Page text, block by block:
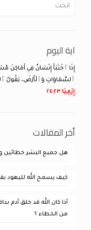
اية اليوم
إِذَا ٱخْتَبَأَ إِنْسَانٌ فِي أَمَاكِنَ
ٱلسَّمَاوَاتِ وَٱلْأَرْضَ، يَقُولُ
إِرْمِيَا ٢٣:‏٢٤
أخر المقالات
هل جميع البشر خطائين
كيف يسمح الله لليهود
أذا كان الله قد خلق أدم
من الخطاء ؟